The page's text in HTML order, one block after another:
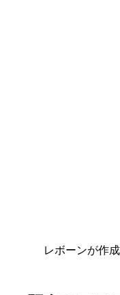
レボーンが作